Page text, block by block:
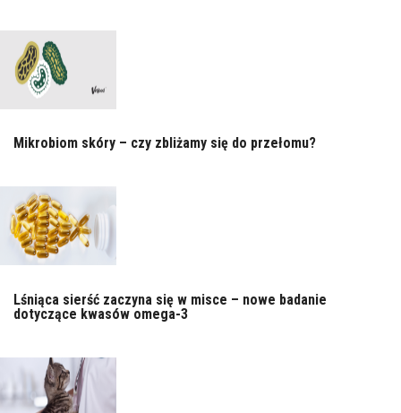
Mikrobiom skóry – czy zbliżamy się do przełomu?
Lśniąca sierść zaczyna się w misce – nowe badanie
dotyczące kwasów omega-3